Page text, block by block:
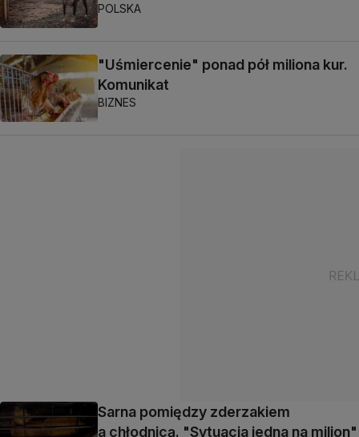
POLSKA
"Uśmiercenie" ponad pół miliona kur.
Komunikat
BIZNES
Sarna pomiędzy zderzakiem
a chłodnicą. "Sytuacja jedna na milion"